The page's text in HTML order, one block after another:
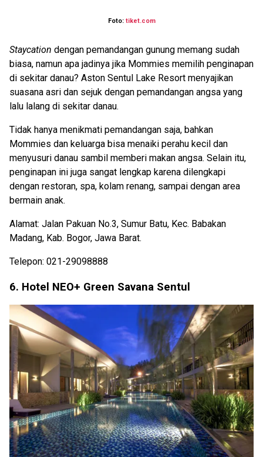
Foto: tiket.com
Staycation dengan pemandangan gunung memang sudah
biasa, namun apa jadinya jika Mommies memilih penginapan
di sekitar danau? Aston Sentul Lake Resort menyajikan
suasana asri dan sejuk dengan pemandangan angsa yang
lalu lalang di sekitar danau.
Tidak hanya menikmati pemandangan saja, bahkan
Mommies dan keluarga bisa menaiki perahu kecil dan
menyusuri danau sambil memberi makan angsa. Selain itu,
penginapan ini juga sangat lengkap karena dilengkapi
dengan restoran, spa, kolam renang, sampai dengan area
bermain anak.
Alamat: Jalan Pakuan No.3, Sumur Batu, Kec. Babakan
Madang, Kab. Bogor, Jawa Barat.
Telepon: 021-29098888
6. Hotel NEO+ Green Savana Sentul